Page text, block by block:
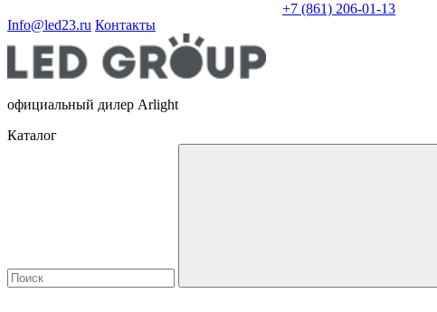
+7 (861) 206-01-13
Info@led23.ru Контакты
официальный дилер Arlight
Каталог